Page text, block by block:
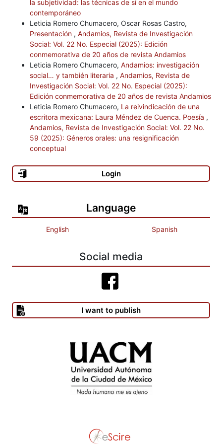
la subjetividad: las técnicas de sí en el mundo
contemporáneo
Leticia Romero Chumacero, Oscar Rosas Castro,
Presentación , Andamios, Revista de Investigación
Social: Vol. 22 No. Especial (2025): Edición
conmemorativa de 20 años de revista Andamios
Leticia Romero Chumacero, Andamios: investigación
social… y también literaria , Andamios, Revista de
Investigación Social: Vol. 22 No. Especial (2025):
Edición conmemorativa de 20 años de revista Andamios
Leticia Romero Chumacero, La reivindicación de una
escritora mexicana: Laura Méndez de Cuenca. Poesía ,
Andamios, Revista de Investigación Social: Vol. 22 No.
59 (2025): Géneros orales: una resignificación
conceptual
Login
Language
English Spanish
Social media
I want to publish